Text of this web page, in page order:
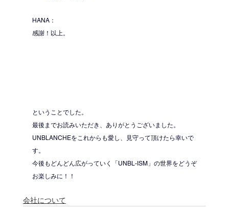
HANA：
感謝！以上。
ということでした。
最後までお読みいただき、ありがとうございました。
UNBLANCHEをこれからも愛し、見守って頂けたら幸いで
す。
今後もどんどん広がっていく「UNBL-ISM」の世界をどうぞ
お楽しみに！！
会社について